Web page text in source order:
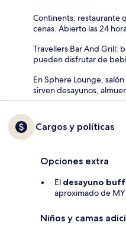
Continents: restaurante
cenas. Abierto las 24
Travellers Bar And Grill:
pueden disfrutar de
En Sphere Lounge,
sirven desayunos,
Cargos y políticas
Opciones extra
El desayuno
aproximado de
Niños y camas